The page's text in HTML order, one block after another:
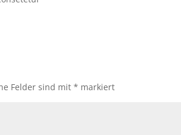
Felder sind mit* markiert